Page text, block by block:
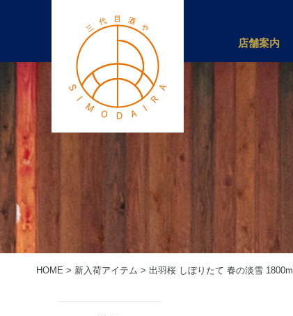
店舗案内
HOME > 新入荷アイテム > 出羽桜 しぼりたて 春の淡雪 1800ml